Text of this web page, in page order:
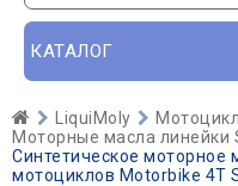
КАТАЛОГ
LiquiMoly
Моторные масла линейки
Синтетическое моторное
мотоциклов Motorbike 4T